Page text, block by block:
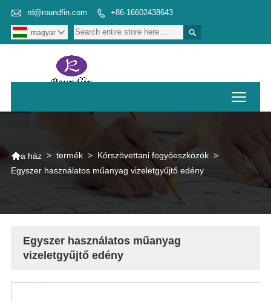
 rd@roundfin.com  +86-16602438643

magyar 
a ház > termék > Kórszövettani fogyóeszközök >
Egyszer használatos műanyag vizeletgyűjtő edény
Egyszer használatos műanyag
vizeletgyűjtő edény